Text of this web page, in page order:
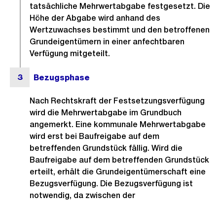
tatsächliche Mehrwertabgabe festgesetzt. Die
Höhe der Abgabe wird anhand des
Wertzuwachses bestimmt und den betroffenen
Grundeigentümern in einer anfechtbaren
Verfügung mitgeteilt.
Nach Rechtskraft der Festsetzungsverfügung
wird die Mehrwertabgabe im Grundbuch
angemerkt. Eine kommunale Mehrwertabgabe
wird erst bei Baufreigabe auf dem
betreffenden Grundstück fällig. Wird die
Baufreigabe auf dem betreffenden Grundstück
erteilt, erhält die Grundeigentümerschaft eine
Bezugsverfügung. Die Bezugsverfügung ist
notwendig, da zwischen der